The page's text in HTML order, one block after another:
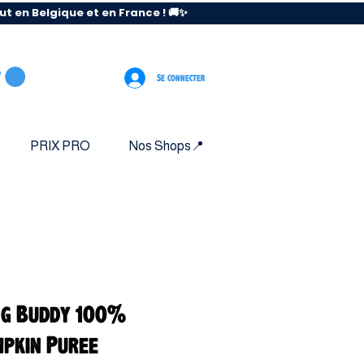
Belgique et en France ! 🚚✨
Se connecter
PRIX PRO Nos Shops📍
Buddy 100%
Puree